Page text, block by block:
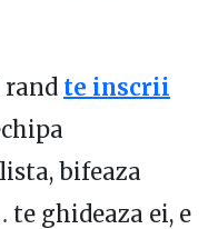
rand te inscrii
bifeaza
te ghideaza ei, e